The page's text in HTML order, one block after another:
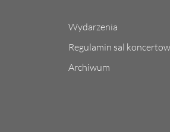
Wydarzenia
Regulamin sal
Archiwum